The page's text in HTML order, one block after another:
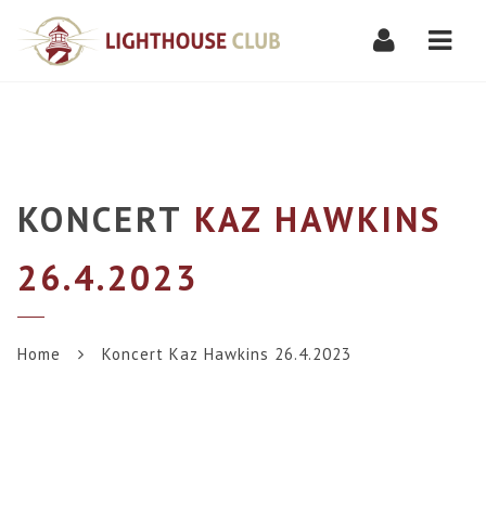
KONCERT KAZ HAWKINS
26.4.2023
Home Koncert Kaz Hawkins 26.4.2023